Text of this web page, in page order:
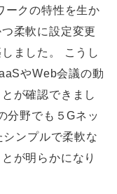
ークの特性を生か
柔軟に設定変更
ました。 こうし
やWeb会議の動
が確認できまし
分野でも５Gネッ
ンプルで柔軟な
が明らかになり